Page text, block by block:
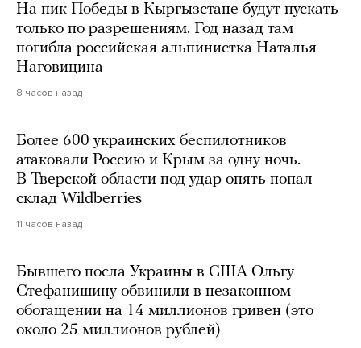
На пик Победы в Кыргызстане будут пускать
только по разрешениям. Год назад там
погибла российская альпинистка Наталья
Наговицина
8 часов назад
Более 600 украинских беспилотников
атаковали Россию и Крым за одну ночь.
В Тверской области под удар опять попал
склад Wildberries
11 часов назад
Бывшего посла Украины в США Ольгу
Стефанишину обвинили в незаконном
обогащении на 14 миллионов гривен (это
около 25 миллионов рублей)